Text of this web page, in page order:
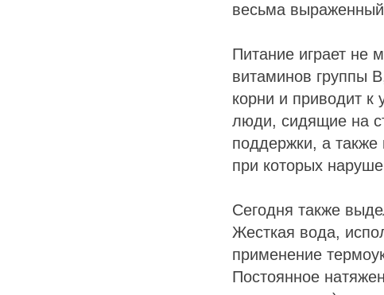
весьма выраженный
Питание играет не
витаминов группы
корни и приводит к
люди, сидящие на
поддержки, а также
при которых
Сегодня также
Жесткая вода,
применение
Постоянное